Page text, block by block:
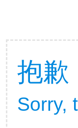
抱歉
Sorry,